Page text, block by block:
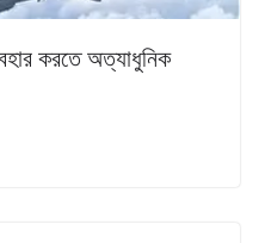
করতে অত্যাধুনিক